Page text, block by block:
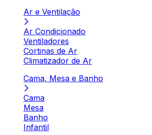
Ar e Ventilação
Ar Condicionado
Ventiladores
Cortinas de Ar
Climatizador de Ar
Cama, Mesa e Banho
Cama
Mesa
Banho
Infantil